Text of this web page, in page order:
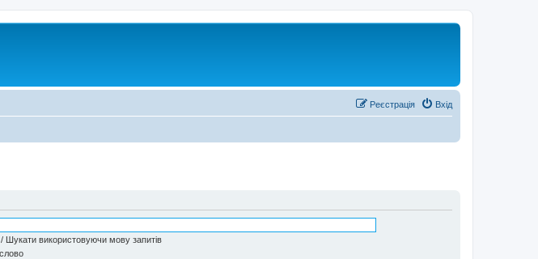
Вхід
Реєстрація
Шукати використовуючи мову запитів